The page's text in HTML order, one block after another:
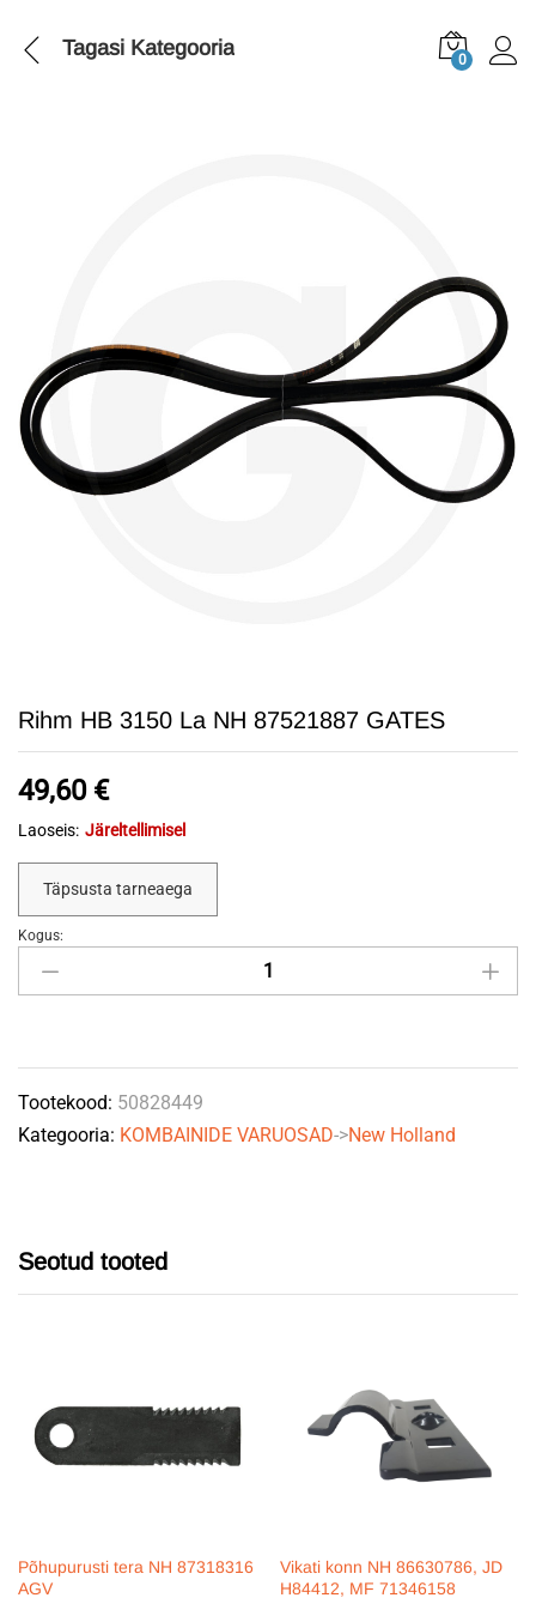
Tagasi Kategooria 0
Rihm HB 3150 La NH 87521887 GATES
49,60 €
Laoseis: Järeltellimisel
Täpsusta tarneaega
Rihm
NH
87521887
GATES
Kogus:
Tootekood: 50828449
Kategooria: KOMBAINIDE VARUOSAD->New Holland
Seotud tooted
Põhupurusti tera NH 87318316
AGV
Vikati konn NH 86630786, JD
H84412, MF 71346158